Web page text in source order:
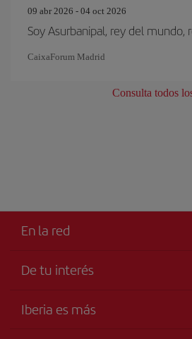
09 abr 2026 - 04 oct 2026
Soy Asurbanipal, rey del mundo,
CaixaForum Madrid
Consulta todos
En la red
De tu interés
Accesibilidad
Iberia es más